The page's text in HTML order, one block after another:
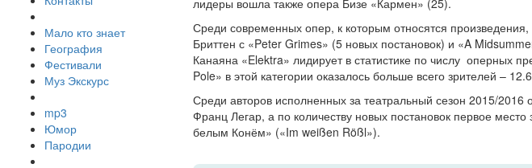
Мало кто знает
География
Фестивали
Муз Экскурс
mp3
Юмор
Пародии
лидеры вошла также опера Бизе «Кармен» (25).
Среди современных опер, к которым относятся
Бриттен с «Peter Grimes» (5 новых постановок) и «A
Канаяна «Elektra» лидирует в статистике по числу оперных
Pole» в этой категории оказалось больше всего зрителей –
Среди авторов исполненных за театральный сезон 2015/
Франц Легар, а по количеству новых постановок первое
белым Конём» («Im weißen Rößl»).